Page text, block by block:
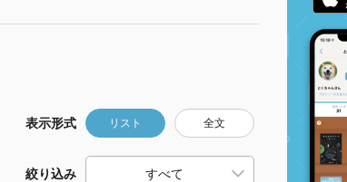
表示形式 リスト 全文
絞り込み